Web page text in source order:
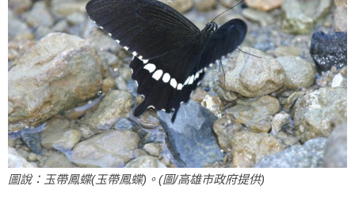
圖說：玉帶鳳蝶(玉帶鳳蝶)。(圖/高雄市政府提供)